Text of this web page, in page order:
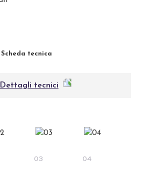
Scheda tecnica
Dettagli tecnici
03 04